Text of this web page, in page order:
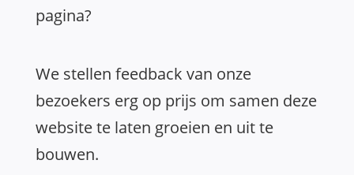
pagina?
We stellen feedback van onze
bezoekers erg op prijs om samen deze
website te laten groeien en uit te
bouwen.